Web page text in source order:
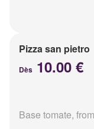
Pizza san pietro
Dès 10.00 €
Base tomate,